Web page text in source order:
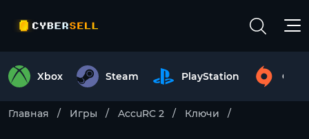
Xbox Steam PlayStation
Главная Игры AccuRC 2 Ключи